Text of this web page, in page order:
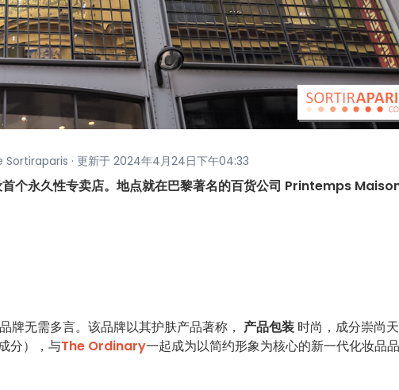
Sortiraparis · 更新于 2024年4月24日下午04:33
个永久性专卖店。地点就在巴黎著名的百货公司 Printemps
牌无需多言。该品牌以其护肤产品著称， 产品包装 时尚，成分崇尚
分），与The Ordinary一起成为以简约形象为核心的新一代化妆品